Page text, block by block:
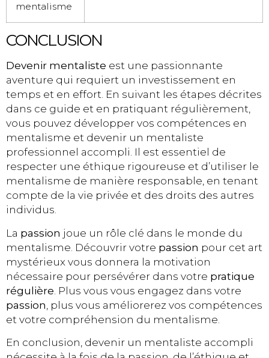
mentalisme
CONCLUSION
Devenir mentaliste est une passionnante
aventure qui requiert un investissement en
temps et en effort. En suivant les étapes décrites
dans ce guide et en pratiquant régulièrement,
vous pouvez développer vos compétences en
mentalisme et devenir un mentaliste
professionnel accompli. Il est essentiel de
respecter une éthique rigoureuse et d’utiliser le
mentalisme de manière responsable, en tenant
compte de la vie privée et des droits des autres
individus.
La passion joue un rôle clé dans le monde du
mentalisme. Découvrir votre passion pour cet art
mystérieux vous donnera la motivation
nécessaire pour persévérer dans votre pratique
régulière . Plus vous vous engagez dans votre
passion , plus vous améliorerez vos compétences
et votre compréhension du mentalisme.
En conclusion, devenir un mentaliste accompli